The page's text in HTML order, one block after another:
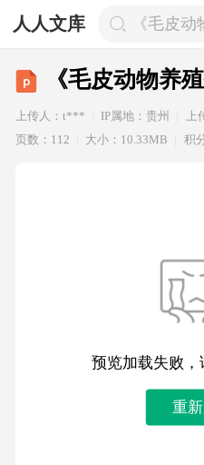
人人文库 《毛皮
《毛皮动物养
上传人：t*** IP属地：贵州
页数：112
大小：10.33MB 积
预览加载失败
重